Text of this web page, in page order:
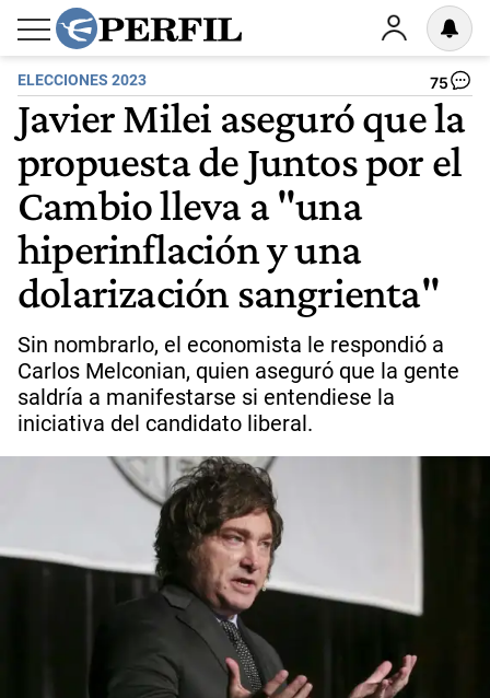
ELECCIONES 2023 75
Javier Milei aseguró que la
propuesta de Juntos por el
Cambio lleva a "una
hiperinflación y una
dolarización sangrienta"
Sin nombrarlo, el economista le respondió a
Carlos Melconian, quien aseguró que la gente
saldría a manifestarse si entendiese la
iniciativa del candidato liberal.